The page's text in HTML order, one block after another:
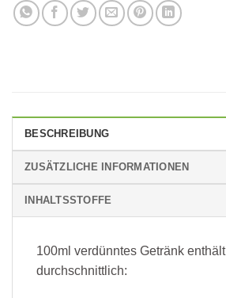
BESCHREIBUNG
ZUSÄTZLICHE INFORMATIONEN
INHALTSSTOFFE
100ml verdünntes Getränk enthält
durchschnittlich: